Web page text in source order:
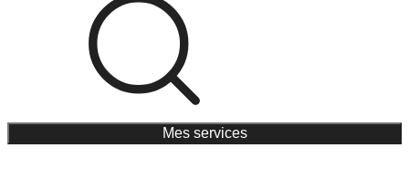
Mes services